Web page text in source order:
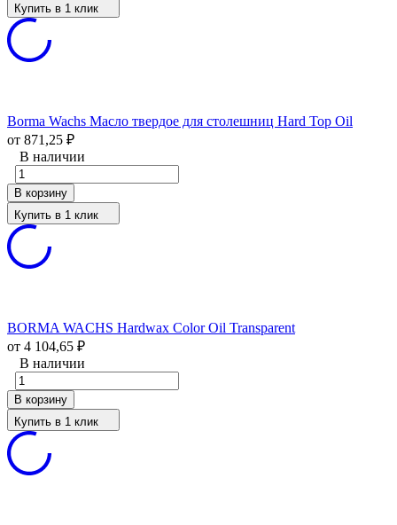
Купить в 1 клик
Borma Wachs Масло твердое для столешниц Hard Top Oil
от 871,25 ₽
В наличии
В корзину
Купить в 1 клик
BORMA WACHS Hardwax Color Oil Transparent
от 4 104,65 ₽
В наличии
В корзину
Купить в 1 клик